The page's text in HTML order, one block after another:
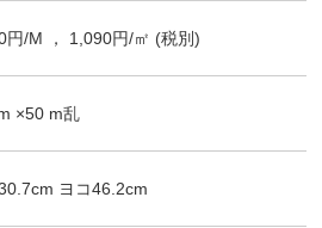
円/M ， 1,090円/㎡ (税別)
×50 m乱
cm ヨコ46.2cm